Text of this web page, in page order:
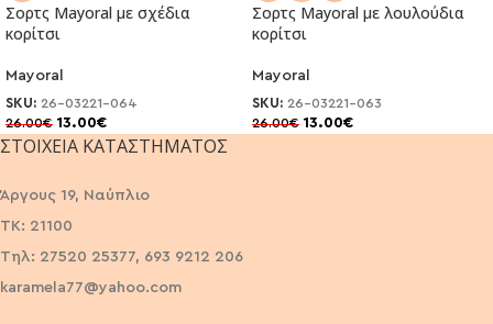
Σορτς Mayoral με σχέδια
κορίτσι
Mayoral
SKU: 26-03221-064
26.00€ 13.00€
Σορτς Mayoral με λουλούδια
κορίτσι
Mayoral
SKU: 26-03221-063
26.00€ 13.00€
ΣΤΟΙΧΕΊΑ ΚΑΤΑΣΤΉΜΑΤΟΣ
Άργους 19, Ναύπλιο
ΤΚ: 21100
Τηλ: 27520 25377, 693 9212 206
karamela77@yahoo.com